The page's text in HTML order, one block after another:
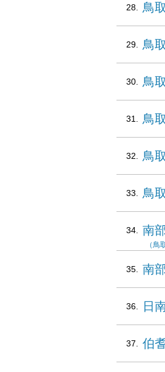
鳥
鳥
鳥
鳥
鳥
鳥
南
（鳥
南
日
伯